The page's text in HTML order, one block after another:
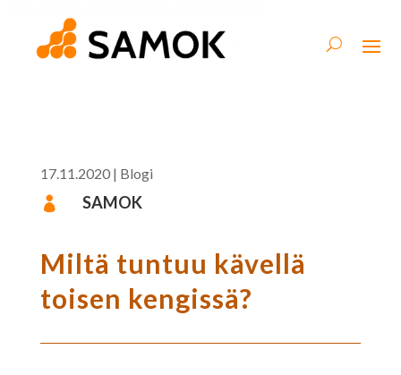
17.11.2020| Blogi
 SAMOK
Miltä tuntuu kävellä
toisen kengissä?